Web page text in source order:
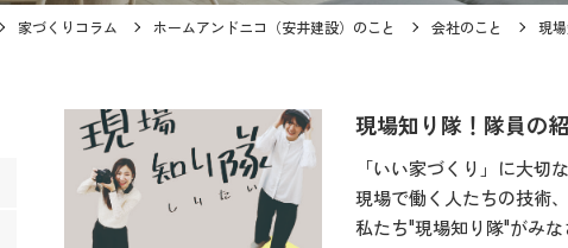
家づくりコラム ホームアンドニコ（安井建設）のこと 会社のこと 現
現場知り隊！隊員の紹
「いい家づくり」に大切
現場で働く人たちの技術
私たち"現場知り隊"がみな